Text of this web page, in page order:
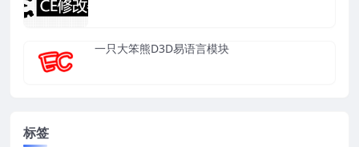
一只大笨熊D3D易语言模块
标签